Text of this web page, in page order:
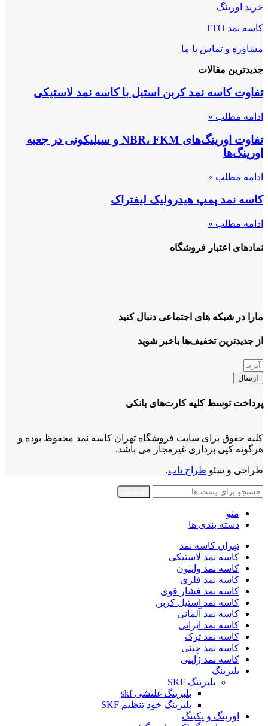
خرید اورینگ
کاسه نمد TTO
مشاوره و تماس با ما
جدیدترین مقالات
تفاوت کاسه نمد کربن استیل با کاسه نمد لاستیکی
ادامه مطلب »
تفاوت اورینگ‌های NBR، FKM و سیلیکونی در جعبه
اورینگ‌ها
ادامه مطلب »
کاسه نمد پمپ هیدرولیک لیفتراک
ادامه مطلب »
نمادهای اعتبار فروشگاه
مارا در شبکه های اجتماعی دنبال کنید
از جدیدترین تخفیف‌ها باخبر شوید
ارسال
پرداخت توسط کلیه کارت‌های بانکی
کلیه حقوق برای سایت فروشگاه تهران کاسه نمد محفوظ بوده و
هرگونه کپی برداری غیرمجاز می باشد.
طراحی و سئو طراح ناب.
منو
دسته بندی ها
تهران کاسه نمد
کاسه نمد لاستیکی
کاسه نمد وایتون
کاسه نمد فلزی
کاسه نمد فشار قوی
کاسه نمد استیل کربن
کاسه نمد آلمانی
کاسه نمد ایرانی
کاسه نمد ترک
کاسه نمد چینی
کاسه نمد ژاپنی
بلبرینگ
بلبرینگ SKF
بلبرینگ غلتشی skf
بلبرینگ خود تنظیم SKF
اورینگ و پکینگ